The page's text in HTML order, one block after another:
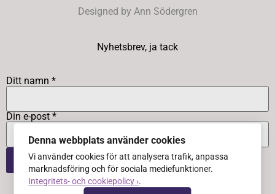
Designed by Ann Södergren
Nyhetsbrev, ja tack
Ditt namn *
Din e-post *
Denna webbplats använder cookies
Vi använder cookies för att analysera trafik, anpassa
marknadsföring och för sociala mediefunktioner.
Integritets- och cookiepolicy ›.